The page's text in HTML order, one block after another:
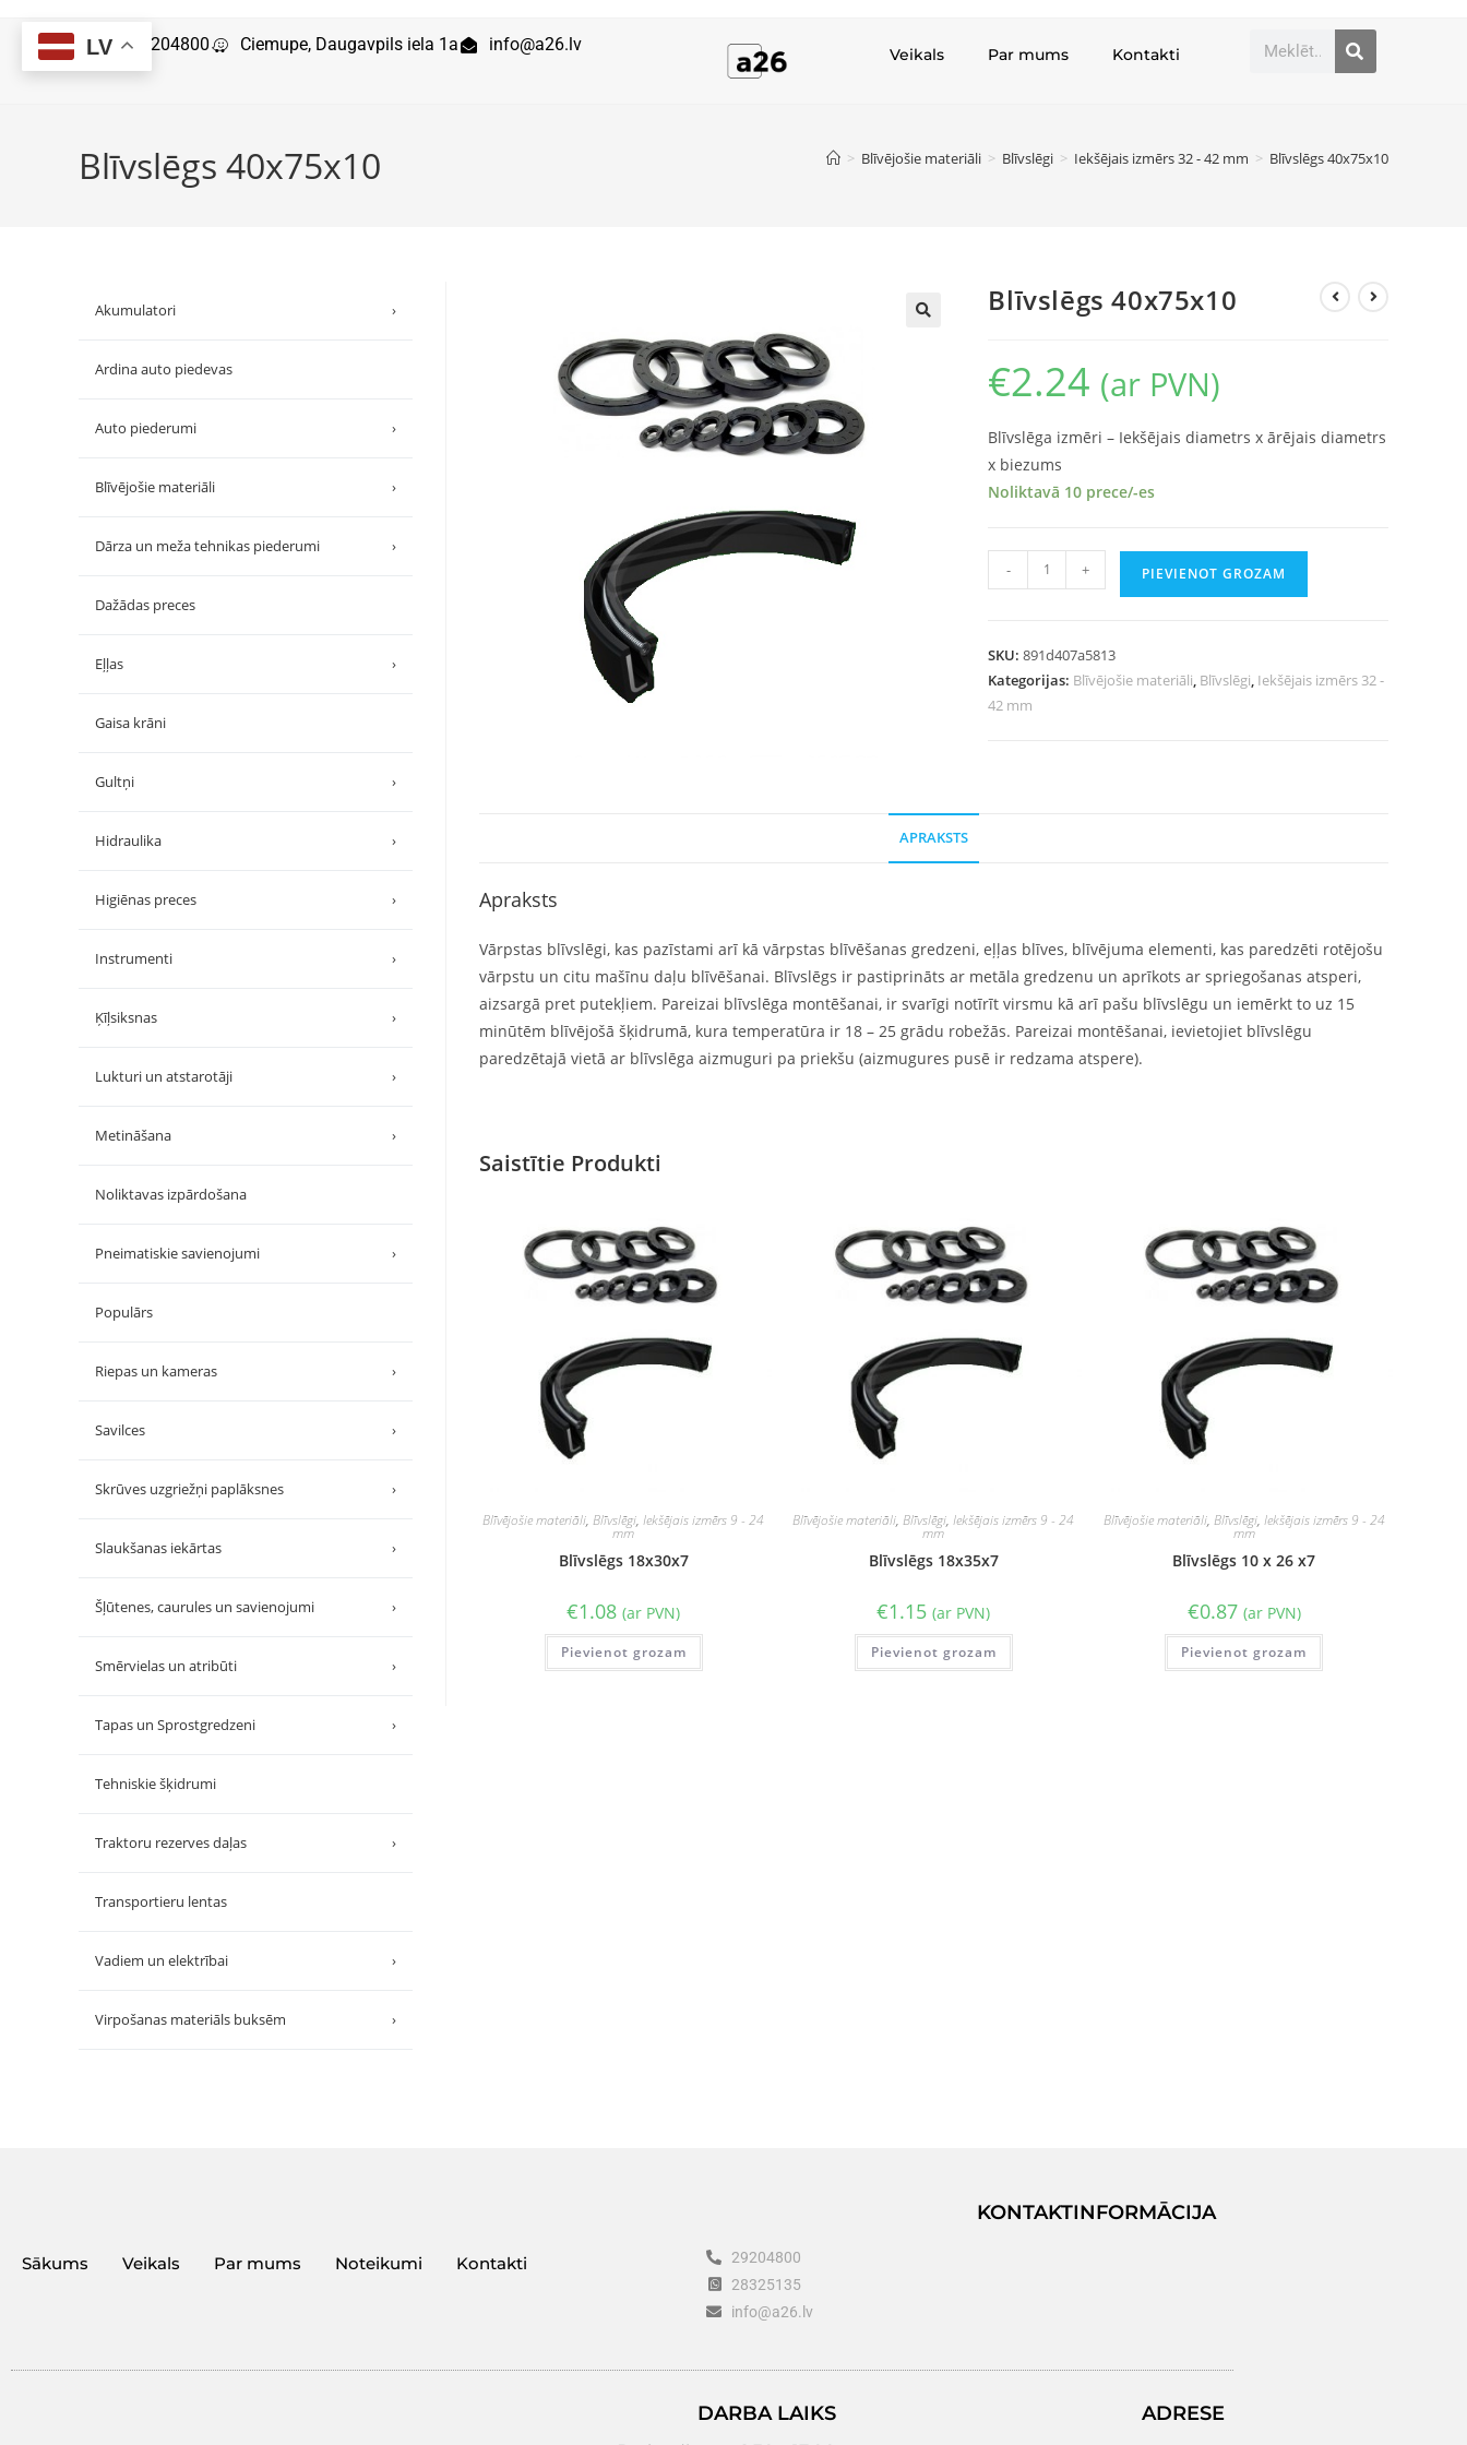
29204800 Ciemupe, Daugavpils iela 1a info@a26.lv Veikals Par mums Kontakti
Blīvslēgs 40x75x10 > Blīvējošie materiāli > Blīvslēgi > Iekšējais izmērs 32 - 42 mm > Blīvslēgs 40x75x10
Blīvslēgs 40x75x10
€2.24 (ar PVN)
Blīvslēga izmēri – Iekšējais diametrs x ārējais diametrs
x biezums
Noliktavā 10 prece/-es
- + PIEVIENOT GROZAM
SKU:891d407a5813
Kategorijas: Blīvējošie materiāli, Blīvslēgi, Iekšējais izmērs 32 -
42 mm
APRAKSTS
Apraksts
Vārpstas blīvslēgi, kas pazīstami arī kā vārpstas blīvēšanas gredzeni, eļļas blīves, blīvējuma elementi, kas paredzēti rotējošu
vārpstu un citu mašīnu daļu blīvēšanai. Blīvslēgs ir pastiprināts ar metāla gredzenu un aprīkots ar spriegošanas atsperi,
aizsargā pret putekļiem. Pareizai blīvslēga montēšanai, ir svarīgi notīrīt virsmu kā arī pašu blīvslēgu un iemērkt to uz 15
minūtēm blīvējošā šķidrumā, kura temperatūra ir 18 – 25 grādu robežās. Pareizai montēšanai, ievietojiet blīvslēgu
paredzētajā vietā ar blīvslēga aizmuguri pa priekšu (aizmugures pusē ir redzama atspere).
Saistītie Produkti
Blīvējošie materiāli,Blīvslēgi,Iekšējais izmērs 9 - 24
mm
Blīvslēgs 18x30x7
€1.08 (ar PVN)
Pievienot grozam
Blīvējošie materiāli,Blīvslēgi,Iekšējais izmērs 9 - 24
mm
Blīvslēgs 18x35x7
€1.15 (ar PVN)
Pievienot grozam
Blīvējošie materiāli, Blīvslēgi, Iekšējais izmērs 9 - 24
mm
Blīvslēgs 10 x 26 x7
€0.87 (ar PVN)
Pievienot grozam
Akumulatori ›
Ardina auto piedevas
Auto piederumi ›
Blīvējošie materiāli ›
Dārza un meža tehnikas piederumi ›
Dažādas preces
Eļļas ›
Gaisa krāni
Gultņi ›
Hidraulika ›
Higiēnas preces ›
Instrumenti ›
Ķīļsiksnas ›
Lukturi un atstarotāji ›
Metināšana ›
Noliktavas izpārdošana
Pneimatiskie savienojumi ›
Populārs
Riepas un kameras ›
Savilces ›
Skrūves uzgriežņi paplāksnes ›
Slaukšanas iekārtas ›
Šļūtenes, caurules un savienojumi ›
Smērvielas un atribūti ›
Tapas un Sprostgredzeni ›
Tehniskie šķidrumi
Traktoru rezerves daļas ›
Transportieru lentas
Vadiem un elektrībai ›
Virpošanas materiāls buksēm ›
Sākums Veikals Par mums Noteikumi Kontakti
KONTAKTINFORMĀCIJA
29204800
28325135
info@a26.lv
DARBA LAIKS ADRESE
LV